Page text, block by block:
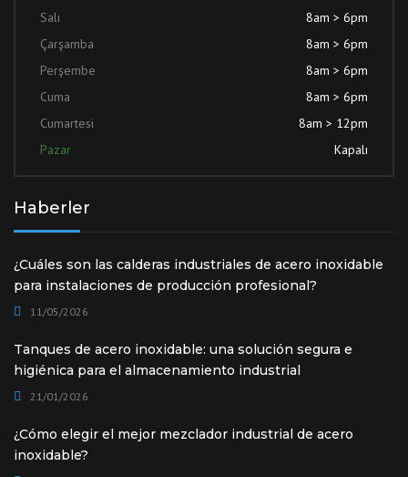
Salı
8am > 6pm
Çarşamba
8am > 6pm
Perşembe
8am > 6pm
Cuma
8am > 6pm
Cumartesi
8am > 12pm
Pazar
Kapalı
Haberler
¿Cuáles son las calderas industriales de acero inoxidable
para instalaciones de producción profesional?
11/05/2026
Tanques de acero inoxidable: una solución segura e
higiénica para el almacenamiento industrial
21/01/2026
¿Cómo elegir el mejor mezclador industrial de acero
inoxidable?